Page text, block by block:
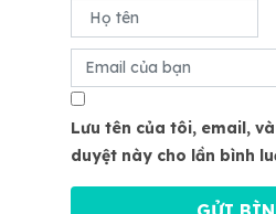
Lưu tên của tôi, email,
duyệt này cho lần bình